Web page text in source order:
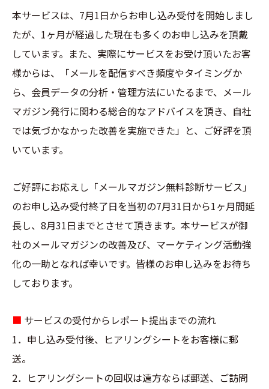
本サービスは、7月1日からお申し込み受付を開始しまし
たが、1ヶ月が経過した現在も多くのお申し込みを頂戴
しています。また、実際にサービスをお受け頂いたお客
様からは、「メールを配信すべき頻度やタイミングか
ら、会員データの分析・管理方法にいたるまで、メール
マガジン発行に関わる総合的なアドバイスを頂き、自社
では気づかなかった改善を実施できた」と、ご好評を頂
いています。
ご好評にお応えし「メールマガジン無料診断サービス」
のお申し込み受付終了日を当初の7月31日から1ヶ月間延
長し、8月31日までとさせて頂きます。本サービスが御
社のメールマガジンの改善及び、マーケティング活動強
化の一助となれば幸いです。皆様のお申し込みをお待ち
しております。
■ サービスの受付からレポート提出までの流れ
1．申し込み受付後、ヒアリングシートをお客様に郵
送。
2．ヒアリングシートの回収は遠方ならば郵送、ご訪問